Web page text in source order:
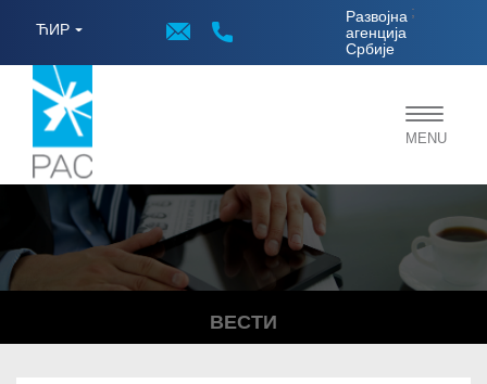
ЋИР
Развојна
агенција
Србије
;
Toggle
MENU
ВЕСТИ